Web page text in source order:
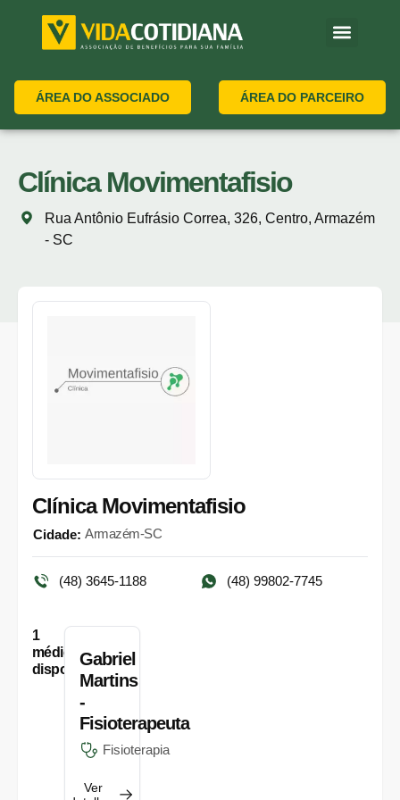
ÁREA DO ASSOCIADO ÁREA DO PARCEIRO
Clínica Movimentafisio
Rua Antônio Eufrásio Correa, 326, Centro, Armazém
- SC
Clínica Movimentafisio
Cidade: Armazém-SC
(48) 3645-1188 (48) 99802-7745
1
médicos
disponíveis
Gabriel
Martins
-
Fisioterapeuta
Fisioterapia
Ver